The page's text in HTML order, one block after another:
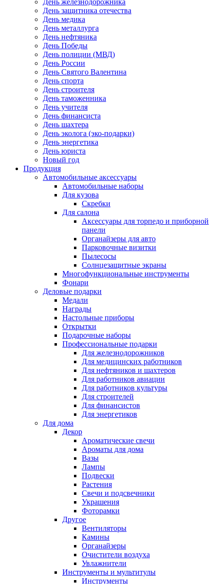
День железнодорожника
День защитника отечества
День медика
День металлурга
День нефтяника
День Победы
День полиции (МВД)
День России
День Святого Валентина
День спорта
День строителя
День таможенника
День учителя
День финансиста
День шахтера
День эколога (эко-подарки)
День энергетика
День юриста
Новый год
Продукция
Автомобильные аксессуары
Автомобильные наборы
Для кузова
Скребки
Для салона
Аксессуары для торпедо и приборной
панели
Органайзеры для авто
Парковочные визитки
Пылесосы
Солнцезащитные экраны
Многофункциональные инструменты
Фонари
Деловые подарки
Медали
Награды
Настольные приборы
Открытки
Подарочные наборы
Профессиональные подарки
Для железнодорожников
Для медицинских работников
Для нефтяников и шахтеров
Для работников авиации
Для работников культуры
Для строителей
Для финансистов
Для энергетиков
Для дома
Декор
Ароматические свечи
Ароматы для дома
Вазы
Лампы
Подвески
Растения
Свечи и подсвечники
Украшения
Фоторамки
Другое
Вентиляторы
Камины
Органайзеры
Очистители воздуха
Увлажнители
Инструменты и мультитулы
Инструменты